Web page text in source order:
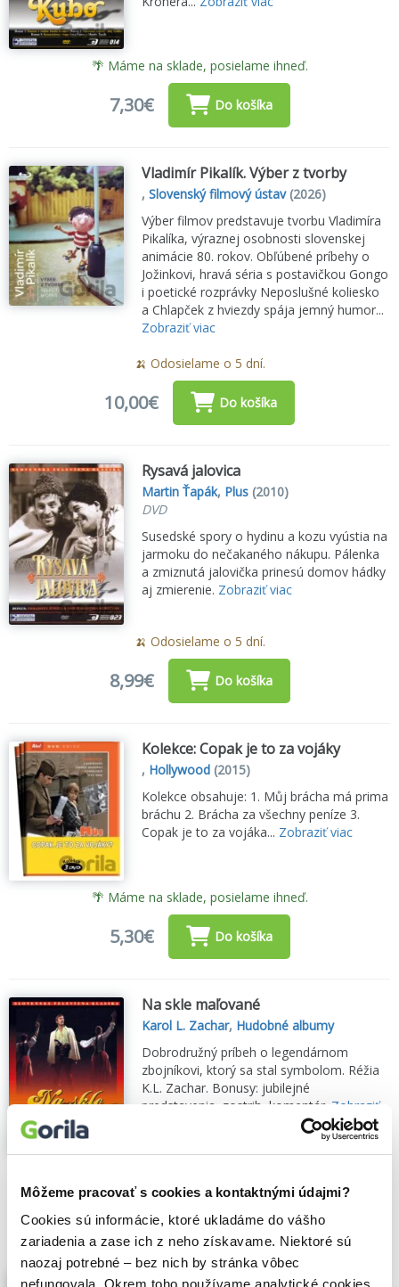
Môžeme pracovať s cookies a kontaktnými údajmi?
Cookies sú informácie, ktoré ukladáme do vášho
zariadenia a zase ich z neho získavame. Niektoré sú
naozaj potrebné – bez nich by stránka vôbec
nefungovala. Okrem toho používame analytické cookies,
🌴 Máme na sklade, posielame ihneď.
7,30€ Do košíka
Vladimír Pikalík. Výber z tvorby
,Slovenský filmový ústav(2026)
Výber filmov predstavuje tvorbu Vladimíra
Pikalíka, výraznej osobnosti slovenskej
animácie 80. rokov. Obľúbené príbehy o
Jožinkovi, hravá séria s postavičkou Gongo
i poetické rozprávky Neposlušné koliesko
a Chlapček z hviezdy spája jemný humor...
Zobraziť viac
🍌 Odosielame o 5 dní.
10,00€ Do košíka
Rysavá jalovica
Martin Ťapák, Plus (2010)
DVD
Susedské spory o hydinu a kozu vyústia na
jarmoku do nečakaného nákupu. Pálenka
a zmiznutá jalovička prinesú domov hádky
aj zmierenie. Zobraziť viac
🍌 Odosielame o 5 dní.
8,99€ Do košíka
Kolekce: Copak je to za vojáky
, Hollywood (2015)
Kolekce obsahuje: 1. Můj brácha má prima
bráchu 2. Brácha za všechny peníze 3.
Copak je to za vojáka... Zobraziť viac
🌴 Máme na sklade, posielame ihneď.
5,30€ Do košíka
Na skle maľované
Karol L. Zachar, Hudobné albumy
Dobrodružný príbeh o legendárnom
zbojníkovi, ktorý sa stal symbolom. Réžia
K.L. Zachar. Bonusy: jubilejné
predstavenia, zostrih, komentár. Zobraziť
8,30€ Do košíka
Statky zmätky